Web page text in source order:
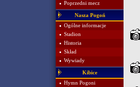
Poprzedni mecz
Nasza Pogoń
Ogólne informacje
Stadion
Historia
Skład
Wywiady
Kibice
Hymn Pogoni